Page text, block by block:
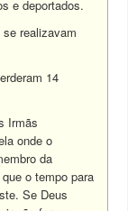
e deportados.
realizavam
14
Irmãs
onde o
da
o tempo para
Se Deus